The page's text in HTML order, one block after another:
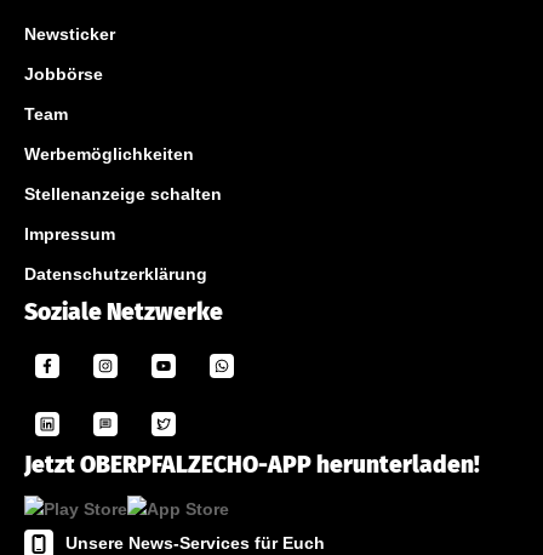
Newsticker
Jobbörse
Team
Werbemöglichkeiten
Stellenanzeige schalten
Impressum
Datenschutzerklärung
Soziale Netzwerke
Jetzt OBERPFALZECHO-APP herunterladen!
Unsere News-Services für Euch